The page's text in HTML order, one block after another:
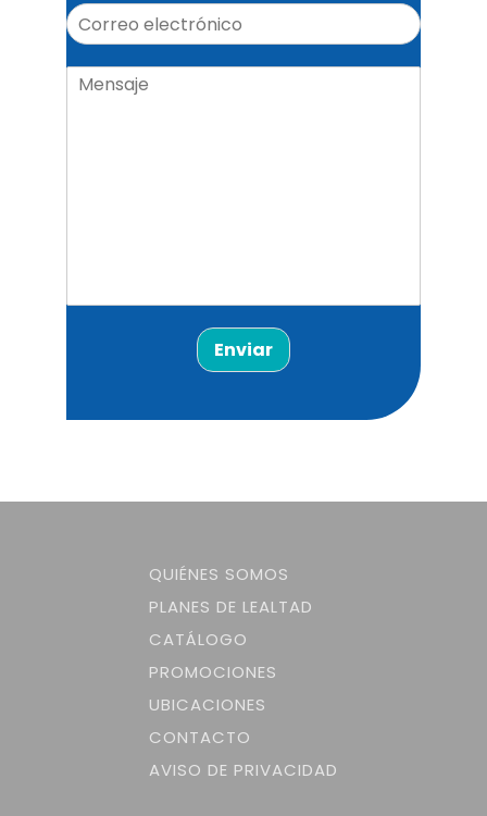
Enviar
QUIÉNES SOMOS
PLANES DE LEALTAD
CATÁLOGO
PROMOCIONES
UBICACIONES
CONTACTO
AVISO DE PRIVACIDAD